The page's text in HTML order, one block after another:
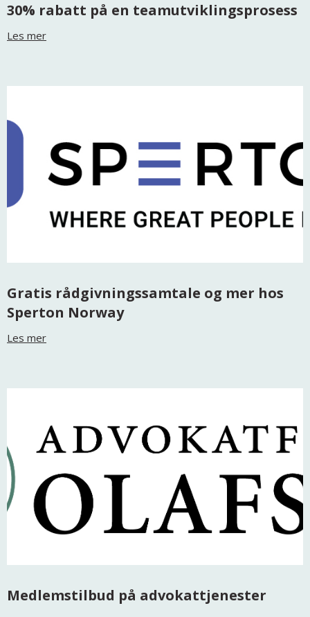
30% rabatt på en teamutviklingsprosess
Les mer
Gratis rådgivningssamtale og mer hos
Sperton Norway
Les mer
Medlemstilbud på advokattjenester